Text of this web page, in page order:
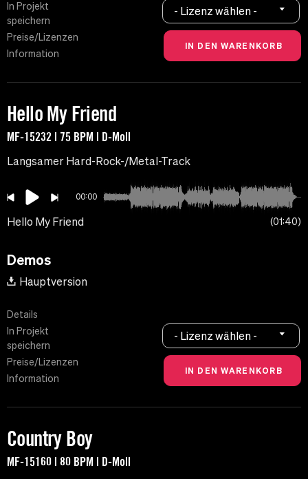
In Projekt
speichern
Preise/Lizenzen
Information
- Lizenz wählen -
Hello My Friend
MF-15232 | 75 BPM | D-Moll
Langsamer Hard-Rock-/Metal-Track
00:00
Hello My Friend 01:40
Demos
Hauptversion
Details
In Projekt
speichern
Preise/Lizenzen
Information
- Lizenz wählen -
Country Boy
MF-15160 | 80 BPM | D-Moll